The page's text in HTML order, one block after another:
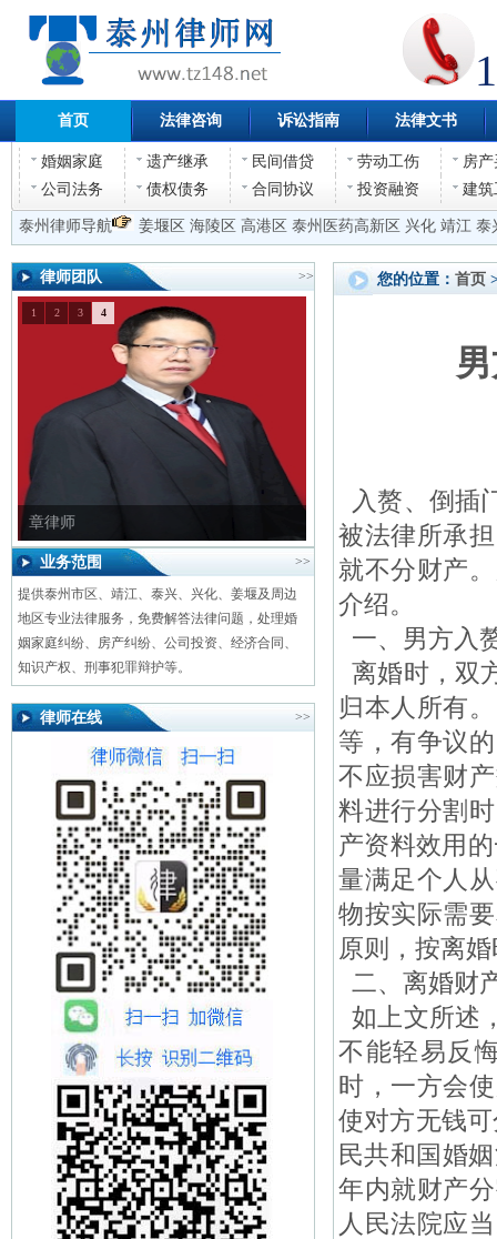
首页 法律咨询 诉讼指南 法律文书
婚姻家庭 遗产继承 民间借贷 劳动工伤
房
公司法务
债权债务 合同协议 投资融资 建筑
泰州律师导航 姜堰区 海陵区 高港区 泰州医药高新区 兴化 靖江 泰
律师团队 >>
章律师
1 2 3 4
业务范围 >>
提供泰州市区、靖江、泰兴、兴化、姜堰及周边
地区专业法律服务，免费解答法律问题，处理婚
姻家庭纠纷、房产纠纷、公司投资、经济合同、
知识产权、刑事犯罪辩护等。
律师在线 >>
您的位置： 首页
入赘、倒插
被法律所承
就不分财产
介绍。
一、男方入
离婚时，双
归本人所有
等，有争议
不应损害财
料进行分割
产资料效用
量满足个人
物按实际需
原则，按离
二、离婚财
如上文所述
不能轻易反
时，一方会
使对方无钱
民共和国婚
年内就财产
人民法院应